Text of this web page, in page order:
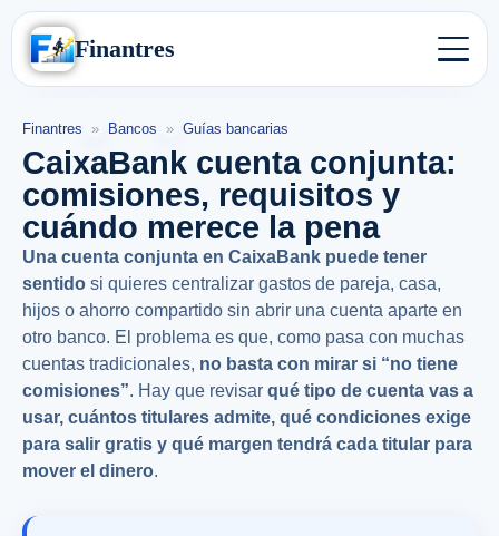
Finantres
Finantres » Bancos » Guías bancarias
CaixaBank cuenta conjunta:
comisiones, requisitos y
cuándo merece la pena
Una cuenta conjunta en CaixaBank puede tener
sentido si quieres centralizar gastos de pareja, casa,
hijos o ahorro compartido sin abrir una cuenta aparte en
otro banco. El problema es que, como pasa con muchas
cuentas tradicionales, no basta con mirar si “no tiene
comisiones”. Hay que revisar qué tipo de cuenta vas a
usar, cuántos titulares admite, qué condiciones exige
para salir gratis y qué margen tendrá cada titular para
mover el dinero.